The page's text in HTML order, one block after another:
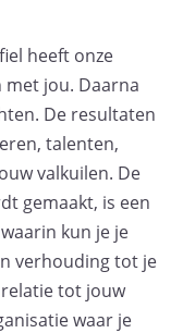
heeft onze
jou. Daarna
De resultaten
talenten,
valkuilen. De
gemaakt, is een
kun je je
verhouding tot je
tot jouw
waar je